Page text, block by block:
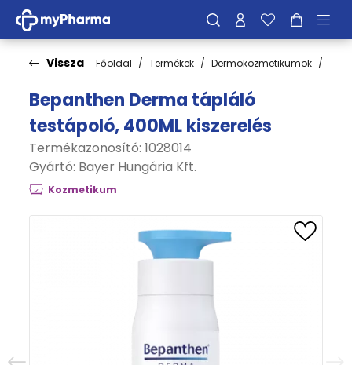
Vissza Főoldal Termékek Dermokozmetikumok
Bepanthen Derma tápláló
testápoló, 400ML kiszerelés
Termékazonosító: 1028014
Gyártó: Bayer Hungária Kft.
Kozmetikum